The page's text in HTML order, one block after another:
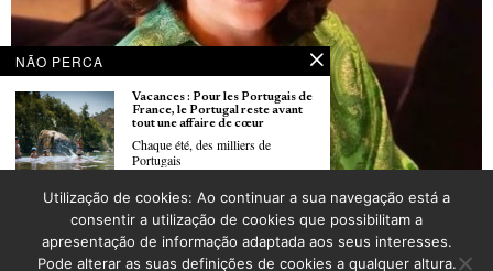
Opinião: Dia Mundial da Criança: a medida da nossa humanidade
SYLVIE DAS DORES
NÃO PERCA
Vacances : Pour les Portugais de
France, le Portugal reste avant
tout une affaire de cœur
Chaque été, des milliers de
Portugais
Associação Portuguesa de
Soufflenheim realizou um Jantar
de Gala
A Associação Portuguesa de
Utilização de cookies: Ao continuar a sua navegação está a
consentir a utilização de cookies que possibilitam a
apresentação de informação adaptada aos seus interesses.
Pode alterar as suas definições de cookies a qualquer altura.